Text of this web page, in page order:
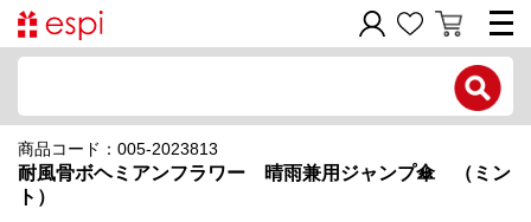
商品コード：005-2023813
耐風骨ボヘミアンフラワー 晴雨兼用ジャンプ傘 （ミン
ト）
新規会員登録
ご利用ガイド